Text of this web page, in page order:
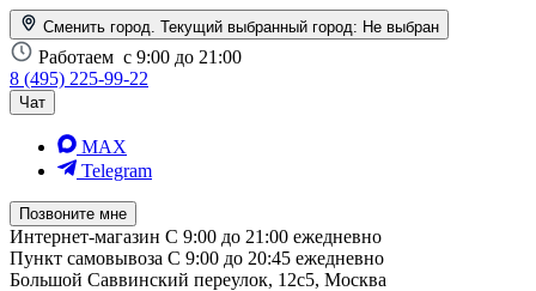
Сменить город. Текущий выбранный город: Не выбран
Работаем с 9:00 до 21:00
8 (495) 225-99-22
Чат
MAX
Telegram
Позвоните мне
Интернет-магазин С 9:00 до 21:00 ежедневно
Пункт самовывоза С 9:00 до 20:45 ежедневно
Большой Саввинский переулок, 12с5, Москва